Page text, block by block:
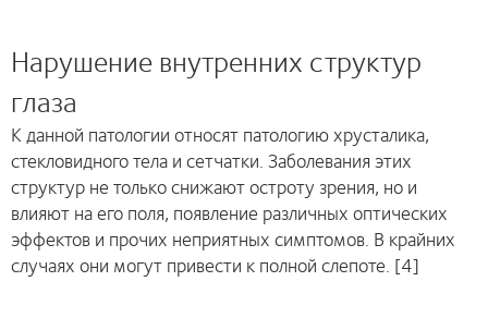
Нарушение внутренних структур
глаза
К данной патологии относят патологию хрусталика,
стекловидного тела и сетчатки. Заболевания этих
структур не только снижают остроту зрения, но и
влияют на его поля, появление различных оптических
эффектов и прочих неприятных симптомов. В крайних
случаях они могут привести к полной слепоте. [4]